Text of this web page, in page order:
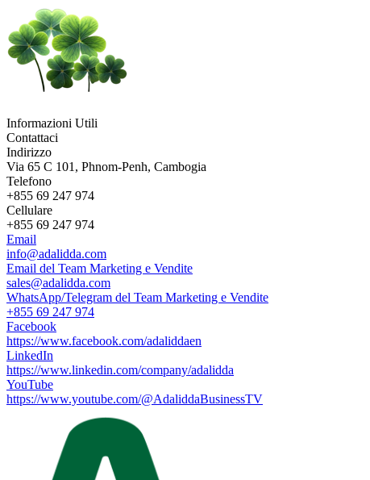
Informazioni Utili
Contattaci
Indirizzo
Via 65 C 101, Phnom-Penh, Cambogia
Telefono
+855 69 247 974
Cellulare
+855 69 247 974
Email
info@adalidda.com
Email del Team Marketing e Vendite
sales@adalidda.com
WhatsApp/Telegram del Team Marketing e Vendite
+855 69 247 974
Facebook
https://www.facebook.com/adaliddaen
LinkedIn
https://www.linkedin.com/company/adalidda
YouTube
https://www.youtube.com/@AdaliddaBusinessTV